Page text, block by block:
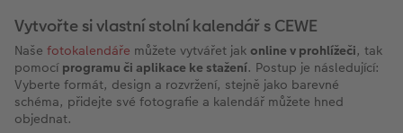
Vytvořte si vlastní stolní kalendář s CEWE
Naše fotokalendáře můžete vytvářet jak online v prohlížeči, tak
pomocí programu či aplikace ke stažení. Postup je následující:
Vyberte formát, design a rozvržení, stejně jako barevné
schéma, přidejte své fotografie a kalendář můžete hned
objednat.